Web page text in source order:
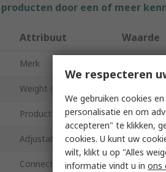
door een of meer
Attribuut Waarde
Merk
Weight Capacity
Product Type Fall
Adjustable Straps Waist,
Connecting Element
We respecteren
We gebruiken cookies
personalisatie en om
accepteren" te klikken,
cookies. U kunt uw
wilt, klikt u op "Alles
informatie vindt u in ons